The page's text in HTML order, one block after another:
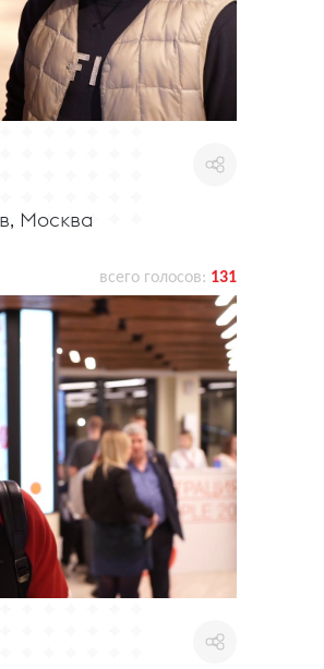
Москва
всего голосов: 131